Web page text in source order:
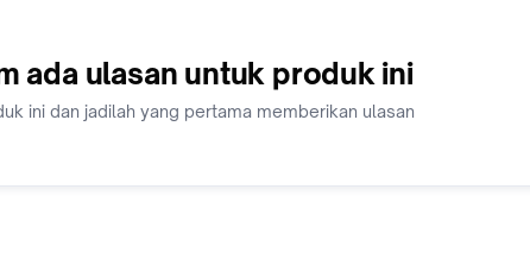
Harap mengisi format pemesanan dengan teliti (jenis, type,
ada ulasan untuk produk ini
ini dan jadilah yang pertama memberikan ulasan